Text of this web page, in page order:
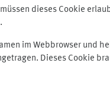
dieses Cookie
im Webbrowser und
Dieses Cookie